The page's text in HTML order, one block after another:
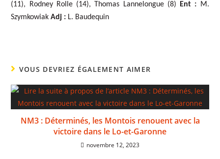
(11), Rodney Rolle (14), Thomas Lannelongue (8)
Ent : M.
SzymkowiakAdj : L. Baudequin
VOUS DEVRIEZ ÉGALEMENT AIMER
NM3 : Déterminés, les Montois renouent avec la
victoire dans le Lo-et-Garonne
novembre 12, 2023